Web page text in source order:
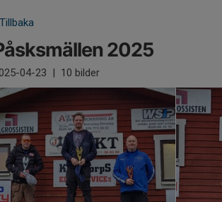
Tillbaka
2025
04-23 | 10 bilder